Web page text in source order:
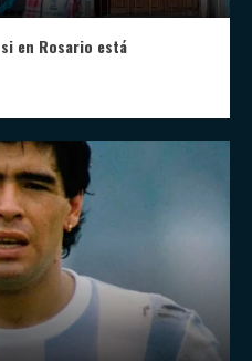
en Rosario está